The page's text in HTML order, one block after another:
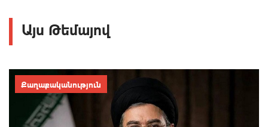
Այս Թեմայով
Քաղաքականություն